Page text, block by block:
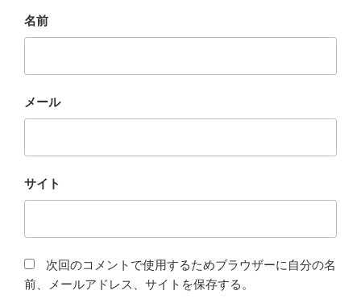
名前
メール
サイト
次回のコメントで使用するためブラウザーに自分の名
前、メールアドレス、サイトを保存する。